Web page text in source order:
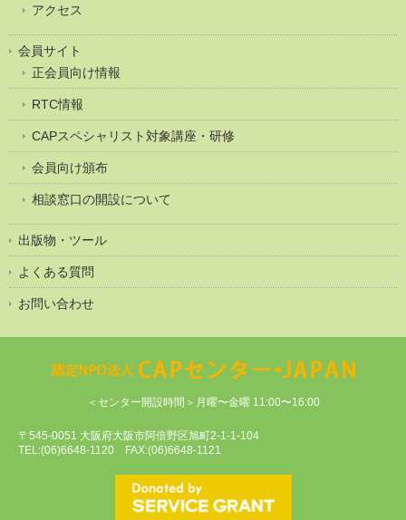
アクセス
会員サイト
正会員向け情報
RTC情報
CAPスペシャリスト対象講座・研修
会員向け頒布
相談窓口の開設について
出版物・ツール
よくある質問
お問い合わせ
＜センター開設時間＞月曜〜金曜 11:00〜16:00
〒545-0051 大阪府大阪市阿倍野区旭町2-1-1-104
TEL:(06)6648-1120 FAX:(06)6648-1121